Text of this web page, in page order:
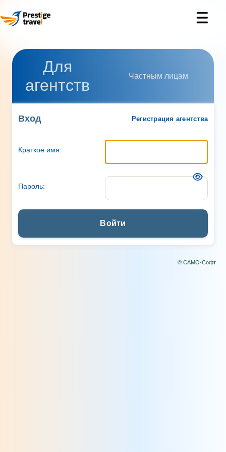
Для
агентств
Частным лицам
Вход Регистрация агентства
Краткое имя:
Пароль:
Войти
© САМО-Софт